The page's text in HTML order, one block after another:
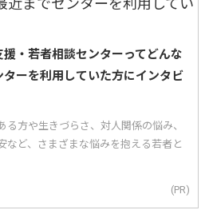
・若者相談センターってどんな
ーを利用していた方にインタビ
方や生きづらさ、対人関係の悩み、
など、さまざまな悩みを抱える若者と
(PR)